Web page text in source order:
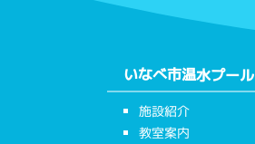
いなべ市温水プール
施設紹介
教室案内